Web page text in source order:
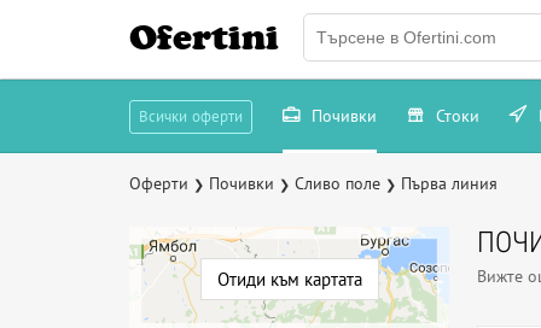
Ofertini
Всички оферти Почивки Стоки
Оферти ❯ Почивки ❯ Сливо поле ❯ Първа линия
Отиди към картата Вижте